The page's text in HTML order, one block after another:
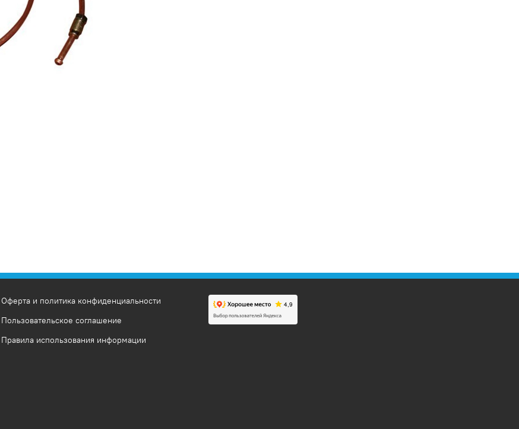
Оферта и политика конфиденциальности
Пользовательское соглашение
Правила использования информации